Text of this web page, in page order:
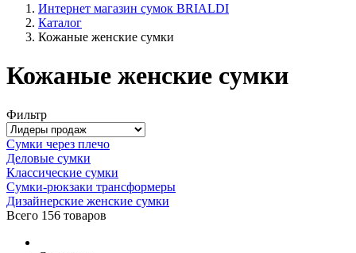
Интернет магазин сумок BRIALDI
Каталог
Кожаные женские сумки
Кожаные женские сумки
Фильтр
Сумки через плечо
Деловые сумки
Классические сумки
Сумки-рюкзаки трансформеры
Дизайнерские женские сумки
Всего 156 товаров